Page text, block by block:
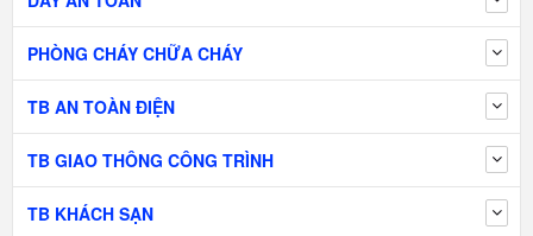
PHÒNG CHÁY CHỮA CHÁY
TB AN TOÀN ĐIỆN
TB GIAO THÔNG CÔNG TRÌNH
TB KHÁCH SẠN